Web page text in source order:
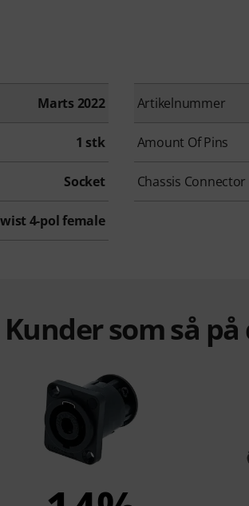
Marts 2022 Artikelnummer
1 stk Amount Of Pins
Socket Chassis Connector
4-pol female
Kunder som så